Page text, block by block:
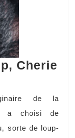
Cherie
de la
a choisi de
sorte de loup-